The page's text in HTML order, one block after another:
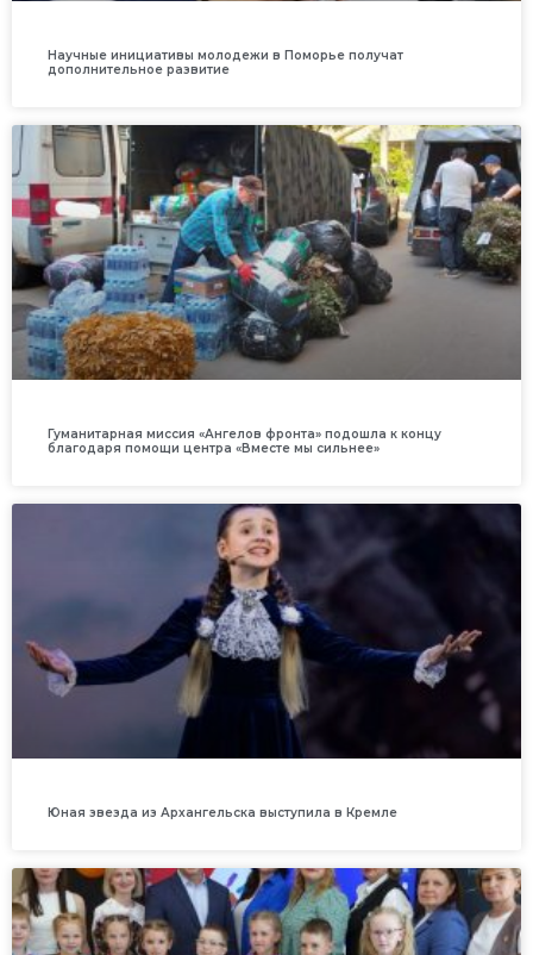
Научные инициативы молодежи в Поморье получат
дополнительное развитие
Гуманитарная миссия «Ангелов фронта» подошла к концу
благодаря помощи центра «Вместе мы сильнее»
Юная звезда из Архангельска выступила в Кремле